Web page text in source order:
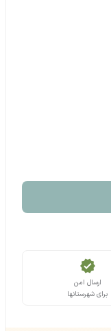
verified
ارسال امن
برای شهرستانها